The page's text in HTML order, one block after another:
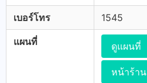
เบอร์โทร 1545
แผนที่ ดูแผนที่
หน้าร้าน